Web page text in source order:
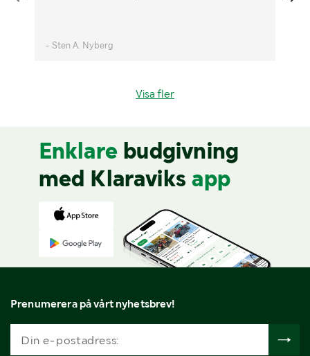
- Sten A. Nyberg
Visa fler
Enklare budgivning
med Klaraviks app
Prenumerera på vårt nyhetsbrev!